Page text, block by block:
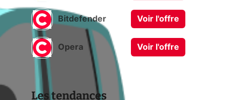
Bitdefender Voir l'offre
Opera Voir l'offre
Les tendances